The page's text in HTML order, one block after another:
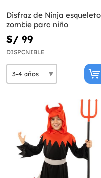
Disfraz de Ninja esqueleto
zombie para niño
S/ 99
DISPONIBLE